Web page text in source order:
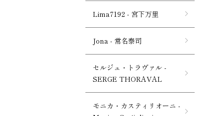
Lima7192 - 宮下万里
Jona - 常名泰司
セルジュ・トラヴァル -
SERGE THORAVAL
モニカ・カスティリオーニ -